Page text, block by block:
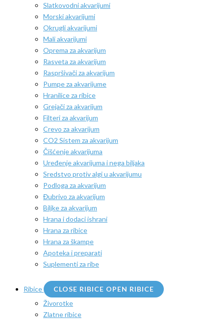
Slatkovodni akvarijumi
Morski akvarijumi
Okrugli akvarijumi
Mali akvarijumi
Oprema za akvarijum
Rasveta za akvarijum
Raspršivači za akvarijum
Pumpe za akvarijume
Hranilice za ribice
Grejači za akvarijum
Filteri za akvarijum
Crevo za akvarijum
CO2 Sistem za akvarijum
Čišćenje akvarijuma
Uređenje akvarijuma i nega biljaka
Sredstvo protiv algi u akvarijumu
Podloga za akvarijum
Đubrivo za akvarijum
Biljke za akvarijum
Hrana i dodaci ishrani
Hrana za ribice
Hrana za škampe
Apoteka i preparati
Suplementi za ribe
Ribice CLOSE RIBICE OPEN RIBICE
Živorotke
Zlatne ribice